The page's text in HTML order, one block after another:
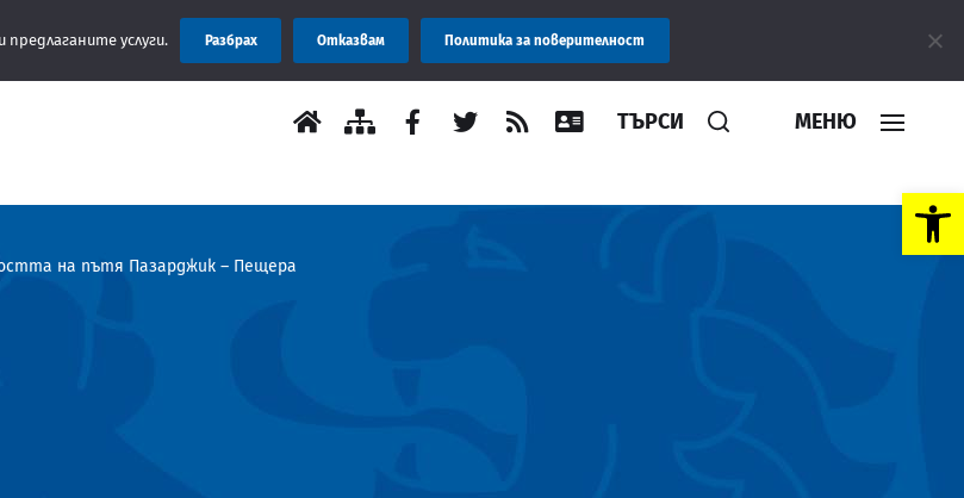
Open toolbar
Съобщение: Областна администрация Пловдив препоръчва заплащането
ТЪРСИ МЕНЮ
на пътя Пазарджик – Пещера
услуги. Разбрах Отказвам Политика за поверителност